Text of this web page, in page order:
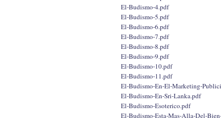
El-Budismo-4.pdf
El-Budismo-5.pdf
El-Budismo-6.pdf
El-Budismo-7.pdf
El-Budismo-8.pdf
El-Budismo-9.pdf
El-Budismo-10.pdf
El-Budismo-11.pdf
El-Budismo-En-El-Marketing-
El-Budismo-En-Sri-Lanka.pdf
El-Budismo-Esoterico.pdf
El-Budismo-Esta-Mas-Alla-Del-